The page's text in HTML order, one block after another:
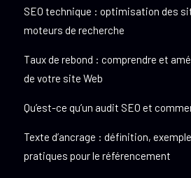
SEO technique : optimisation des
moteurs de recherche
Taux de rebond : comprendre et
de votre site Web
Qu’est-ce qu’un audit SEO et
Texte d’ancrage : définition,
pratiques pour le référencement